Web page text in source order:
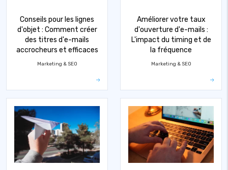
Conseils pour les lignes
d'objet : Comment créer
des titres d'e-mails
accrocheurs et efficaces
Marketing & SEO
Améliorer votre taux
d'ouverture d'e-mails :
L'impact du timing et de
la fréquence
Marketing & SEO